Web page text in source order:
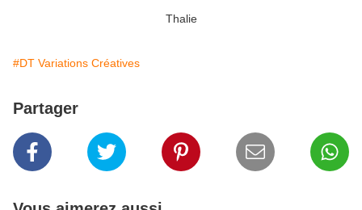
Thalie
#DT Variations Créatives
Partager